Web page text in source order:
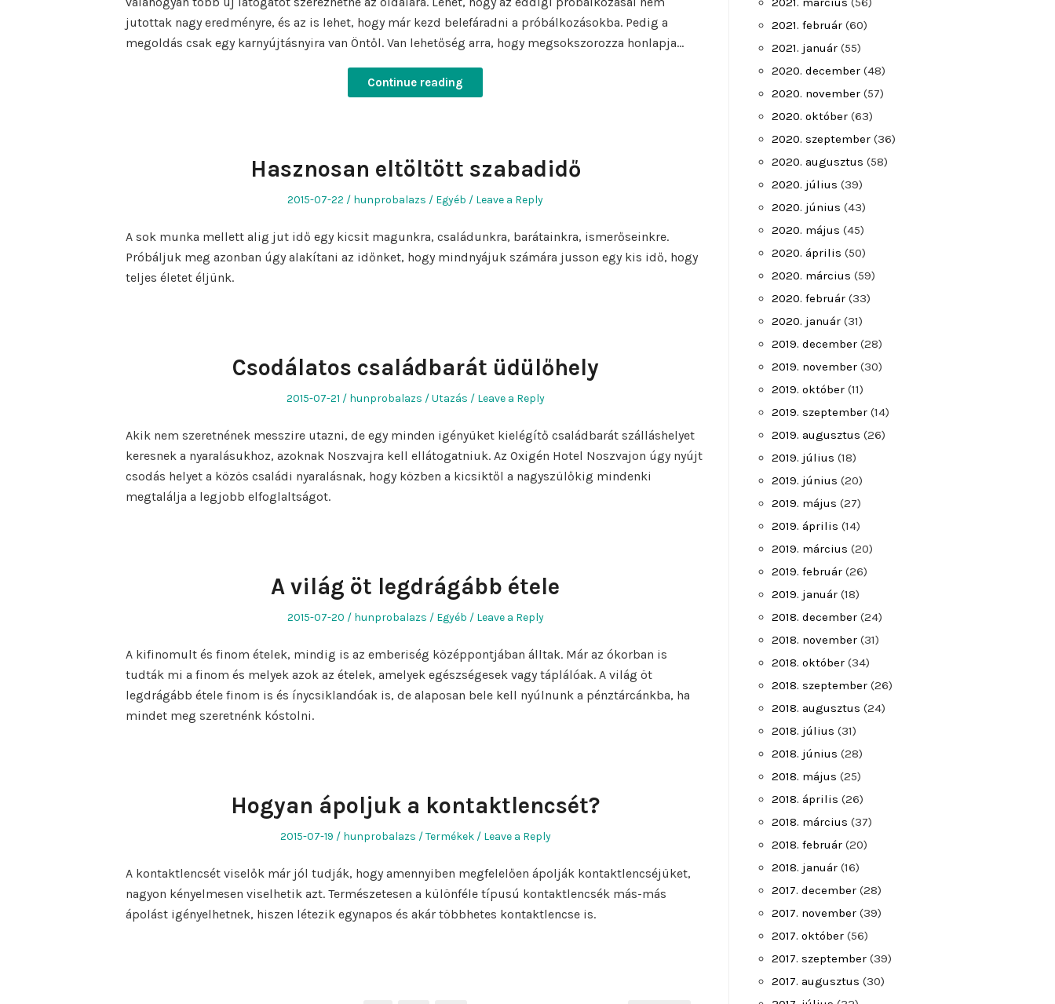
jutottak nagy eredményre, és az is lehet, hogy már kezd belefáradni a próbálkozásokba. Pedig a
megoldás csak egy karnyújtásnyira van Öntől. Van lehetőség arra, hogy megsokszorozza honlapja…
Continue reading
Hasznosan eltöltött szabadidő
Posted
2015-07-22 Author
hunprobalazs
Posted
Egyéb Leave a Reply
A sok munka mellett alig jut idő egy kicsit magunkra, családunkra, barátainkra, ismerőseinkre.
Próbáljuk meg azonban úgy alakítani az időnket, hogy mindnyájuk számára jusson egy kis idő, hogy
teljes életet éljünk.
Csodálatos családbarát üdülőhely
Posted
2015-07-21 Author
hunprobalazs
Posted
Utazás Leave a Reply
Akik nem szeretnének messzire utazni, de egy minden igényüket kielégítő családbarát szálláshelyet
keresnek a nyaralásukhoz, azoknak Noszvajra kell ellátogatniuk. Az Oxigén Hotel Noszvajon úgy nyújt
csodás helyet a közös családi nyaralásnak, hogy közben a kicsiktől a nagyszülőkig mindenki
megtalálja a legjobb elfoglaltságot.
A világ öt legdrágább étele
Posted
2015-07-20 Author
hunprobalazs
Posted
Egyéb Leave a Reply
A kifinomult és finom ételek, mindig is az emberiség középpontjában álltak. Már az ókorban is
tudták mi a finom és melyek azok az ételek, amelyek egészségesek vagy táplálóak. A világ öt
legdrágább étele finom is és ínycsiklandóak is, de alaposan bele kell nyúlnunk a pénztárcánkba, ha
mindet meg szeretnénk kóstolni.
Hogyan ápoljuk a kontaktlencsét?
Posted
2015-07-19 Author
hunprobalazs
Posted
Termékek Leave a Reply
A kontaktlencsét viselők már jól tudják, hogy amennyiben megfelelően ápolják kontaktlencséjüket,
nagyon kényelmesen viselhetik azt. Természetesen a különféle típusú kontaktlencsék más-más
ápolást igényelhetnek, hiszen létezik egynapos és akár többhetes kontaktlencse is.
2021. február (60)
2021. január (55)
2020. december (48)
2020. november (57)
2020. október (63)
2020. szeptember (36)
2020. augusztus (58)
2020. július (39)
2020. június (43)
2020. május (45)
2020. április (50)
2020. március (59)
2020. február (33)
2020. január (31)
2019. december (28)
2019. november (30)
2019. október (11)
2019. szeptember (14)
2019. augusztus (26)
2019. július (18)
2019. június (20)
2019. május (27)
2019. április (14)
2019. március (20)
2019. február (26)
2019. január (18)
2018. december (24)
2018. november (31)
2018. október (34)
2018. szeptember (26)
2018. augusztus (24)
2018. július (31)
2018. június (28)
2018. május (25)
2018. április (26)
2018. március (37)
2018. február (20)
2018. január (16)
2017. december (28)
2017. november (39)
2017. október (56)
2017. szeptember (39)
2017. augusztus (30)